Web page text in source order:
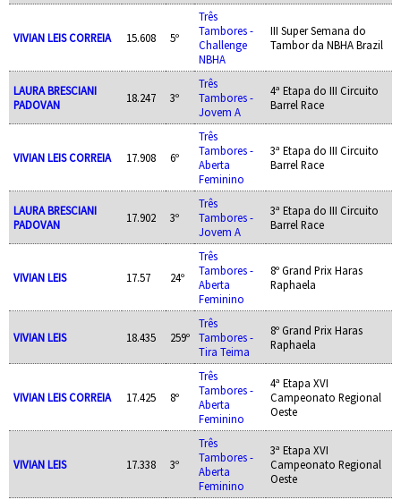
VIVIAN LEIS CORREIA 15.608 5º
Três
Tambores -
Challenge
NBHA
III Super Semana do
Tambor da NBHA Brazil
LAURA BRESCIANI
PADOVAN
18.247 3º
Três
Tambores -
Jovem A
4ª Etapa do III Circuito
Barrel Race
VIVIAN LEIS CORREIA 17.908 6º
Três
Tambores -
Aberta
Feminino
3ª Etapa do III Circuito
Barrel Race
LAURA BRESCIANI
PADOVAN
17.902 3º
Três
Tambores -
Jovem A
3ª Etapa do III Circuito
Barrel Race
VIVIAN LEIS 17.57 24º
Três
Tambores -
Aberta
Feminino
8º Grand Prix Haras
Raphaela
VIVIAN LEIS 18.435 259º
Três
Tambores -
Tira Teima
8º Grand Prix Haras
Raphaela
VIVIAN LEIS CORREIA 17.425 8º
Três
Tambores -
Aberta
Feminino
4ª Etapa XVI
Campeonato Regional
Oeste
VIVIAN LEIS 17.338 3º
Três
Tambores -
Aberta
Feminino
3ª Etapa XVI
Campeonato Regional
Oeste